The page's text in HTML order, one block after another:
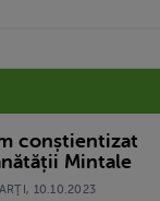
De Un An
conștientizat
Mintale
10.10.2023